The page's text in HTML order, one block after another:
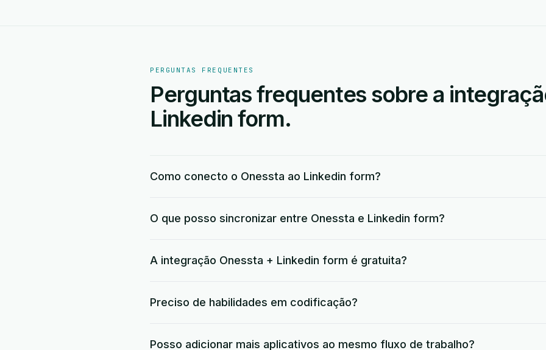
PERGUNTAS FREQUENTES
Perguntas frequentes sobre a
Linkedin form.
Como conecto o Onessta ao Linkedin form?
O que posso sincronizar entre Onessta e Linkedin form?
A integração Onessta + Linkedin form é gratuita?
Preciso de habilidades em codificação?
Posso adicionar mais aplicativos ao mesmo fluxo de trabalho?